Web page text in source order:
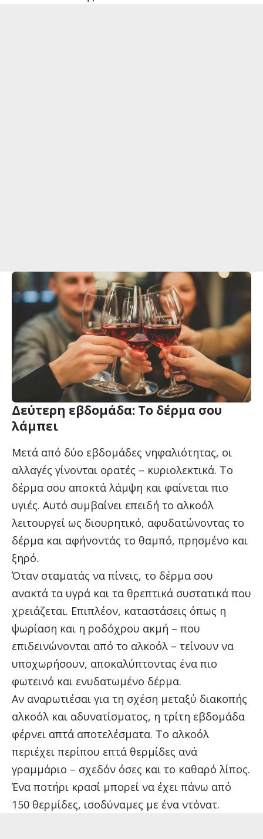
Δεύτερη εβδομάδα: Το δέρμα σου
λάμπει
Μετά από δύο εβδομάδες νηφαλιότητας, οι
αλλαγές γίνονται ορατές – κυριολεκτικά. Το
δέρμα σου αποκτά λάμψη και φαίνεται πιο
υγιές. Αυτό συμβαίνει επειδή το αλκοόλ
λειτουργεί ως διουρητικό, αφυδατώνοντας το
δέρμα και αφήνοντάς το θαμπό, πρησμένο και
ξηρό.
Όταν σταματάς να πίνεις, το δέρμα σου
ανακτά τα υγρά και τα θρεπτικά συστατικά που
χρειάζεται. Επιπλέον, καταστάσεις όπως η
ψωρίαση και η ροδόχρου ακμή – που
επιδεινώνονται από το αλκοόλ – τείνουν να
υποχωρήσουν, αποκαλύπτοντας ένα πιο
φωτεινό και ενυδατωμένο δέρμα.
Αν αναρωτιέσαι για τη σχέση μεταξύ διακοπής
αλκοόλ και αδυνατίσματος, η τρίτη εβδομάδα
φέρνει απτά αποτελέσματα. Το αλκοόλ
περιέχει περίπου επτά θερμίδες ανά
γραμμάριο – σχεδόν όσες και το καθαρό λίπος.
Ένα ποτήρι κρασί μπορεί να έχει πάνω από
150 θερμίδες, ισοδύναμες με ένα ντόνατ.